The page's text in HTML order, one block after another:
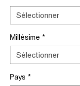
Millésime *
Pays *